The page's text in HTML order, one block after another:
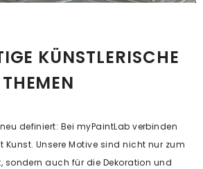
KÜNSTLERISCHE
definiert: Bei myPaintLab verbinden
Unsere Motive sind nicht nur zum
sondern auch für die Dekoration und